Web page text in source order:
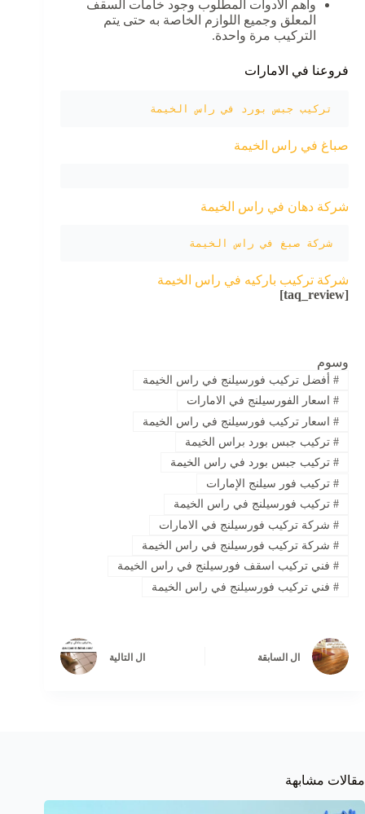
وأهم الأدوات المطلوب وجود خامات السقف
المعلق وجميع اللوازم الخاصة به حتى يتم
التركيب مرة واحدة.
فروعنا في الامارات
تركيب جبس بورد في راس الخيمة
صباغ في راس الخيمة
شركة دهان في راس الخيمة
شركة صبغ في راس الخيمة
شركة تركيب باركيه في راس الخيمة
[taq_review]
وسوم
#أفضل تركيب فورسيلنج في راس الخيمة
#اسعار الفورسيلنج في الامارات
#اسعار تركيب فورسيلنج في راس الخيمة
#تركيب جبس بورد براس الخيمة
#تركيب جبس بورد في راس الخيمة
#تركيب فور سيلنج الإمارات
#تركيب فورسيلنج في راس الخيمة
#شركة تركيب فورسيلنج في الامارات
#شركة تركيب فورسيلنج في راس الخيمة
#فني تركيب اسقف فورسيلنج في راس الخيمة
#فني تركيب فورسيلنج في راس الخيمة
ال السابقة ال التالية
مقالات مشابهة